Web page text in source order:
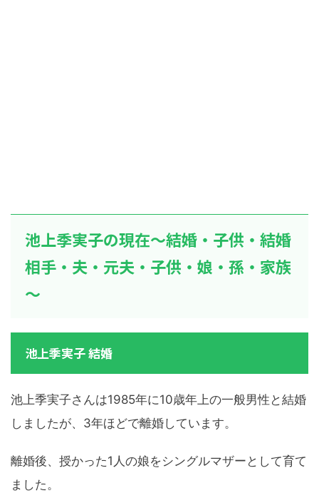
池上季実子の現在～結婚・子供・結婚
相手・夫・元夫・子供・娘・孫・家族
～
池上季実子 結婚
池上季実子さんは1985年に10歳年上の一般男性と結婚
しましたが、3年ほどで離婚しています。
離婚後、授かった1人の娘をシングルマザーとして育て
ました。